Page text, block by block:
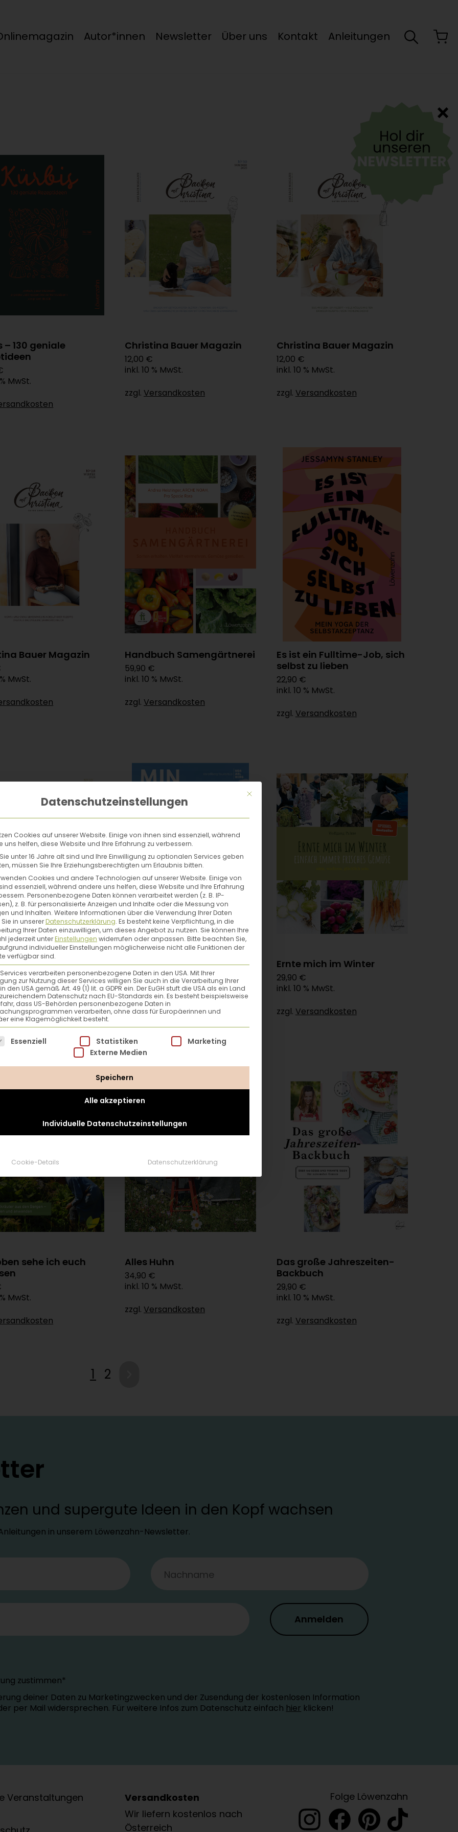
Autor*innen Newsletter Über uns Kontakt Anleitungen
– 130 geniale
MwSt.
Christina Bauer Magazin
12,00 €
inkl. 10 % MwSt.
zzgl. Versandkosten
Christina Bauer Magazin
12,00 €
inkl. 10 % MwSt.
zzgl. Versandkosten
Bauer Magazin
MwSt.
Handbuch Samengärtnerei
59,90 €
inkl. 10 % MwSt.
zzgl. Versandkosten
Es ist ein Fulltime-Job, sich
selbst zu lieben
22,90 €
inkl. 10 % MwSt.
zzgl. Versandkosten
Bauer Magazin
% MwSt.
Min Weag
17,90 €
inkl. 10 % MwSt.
zzgl.Versandkosten
Ernte mich im Winter
29,90 €
inkl. 10 % MwSt.
zzgl. Versandkosten
sehe ich euch
MwSt.
Alles Huhn
34,90 €
inkl. 10 % MwSt.
zzgl. Versandkosten
Das große Jahreszeiten-
Backbuch
29,90 €
inkl. 10 % MwSt.
zzgl. Versandkosten
1 2
und supergute Ideen in den Kopf wachsen
in unserem Löwenzahn-Newsletter.
Anmelden
zustimmen*
deiner Daten zu Marketingzwecken und der Zusendung der kostenlosen Information
per Mail widersprechen. Für weitere Infos zum Datenschutz einfach hier klicken!
Veranstaltungen
Versandkosten
Wir liefern kostenlos nach
Österreich
Folge Löwenzahn
Mit diesem Button wird der Dialog geschlossen. Seine
Datenschutzeinstellungen
Cookies auf unserer Website. Einige von ihnen sind essenziell, während
uns helfen, diese Website und Ihre Erfahrung zu verbessern.
unter 16 Jahre alt sind und Ihre Einwilligung zu optionalen Services geben
müssen Sie Ihre Erziehungsberechtigten um Erlaubnis bitten.
Cookies und andere Technologien auf unserer Website. Einige von
essenziell, während andere uns helfen, diese Website und Ihre Erfahrung
Personenbezogene Daten können verarbeitet werden (z. B. IP-
z. B. für personalisierte Anzeigen und Inhalte oder die Messung von
und Inhalten. Weitere Informationen über die Verwendung Ihrer Daten
in unsererDatenschutzerklärung. Es besteht keine Verpflichtung, in die
Ihrer Daten einzuwilligen, um dieses Angebot zu nutzen. Sie können Ihre
jederzeit unterEinstellungen widerrufen oder anpassen. Bitte beachten Sie,
individueller Einstellungen möglicherweise nicht alle Funktionen der
verfügbar sind.
verarbeiten personenbezogene Daten in den USA. Mit Ihrer
zur Nutzung dieser Services willigen Sie auch in die Verarbeitung Ihrer
den USA gemäß Art. 49 (1) lit. a GDPR ein. Der EuGH stuft die USA als ein Land
Datenschutz nach EU-Standards ein. Es besteht beispielsweise
dass US-Behörden personenbezogene Daten in
verarbeiten, ohne dass für Europäerinnen und
eine Klagemöglichkeit besteht.
eine Liste der Service-Gruppen, für die eine Einwilligung erteilt werden kann. Die erste Service-Gruppe ist
Essenziell Statistiken
Marketing
Externe Medien
Speichern
Alle akzeptieren
Individuelle Datenschutzeinstellungen
Cookie-Details Datenschutzerklärung